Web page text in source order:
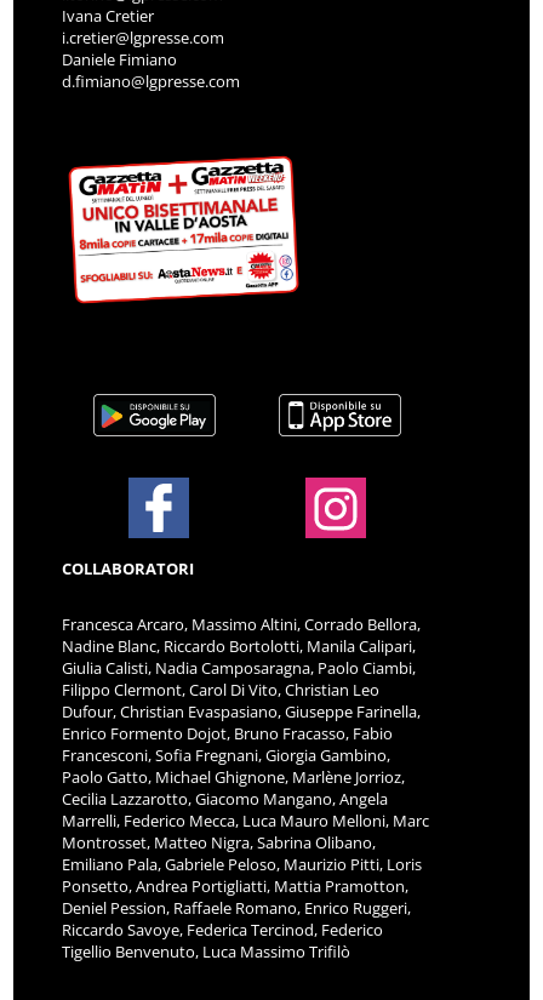
Ivana Cretier
i.cretier@lgpresse.com
Daniele Fimiano
d.fimiano@lgpresse.com
COLLABORATORI
Francesca Arcaro, Massimo Altini, Corrado Bellora,
Nadine Blanc, Riccardo Bortolotti, Manila Calipari,
Giulia Calisti, Nadia Camposaragna, Paolo Ciambi,
Filippo Clermont, Carol Di Vito, Christian Leo
Dufour, Christian Evaspasiano, Giuseppe Farinella,
Enrico Formento Dojot, Bruno Fracasso, Fabio
Francesconi, Sofia Fregnani, Giorgia Gambino,
Paolo Gatto, Michael Ghignone, Marlène Jorrioz,
Cecilia Lazzarotto, Giacomo Mangano, Angela
Marrelli, Federico Mecca, Luca Mauro Melloni, Marc
Montrosset, Matteo Nigra, Sabrina Olibano,
Emiliano Pala, Gabriele Peloso, Maurizio Pitti, Loris
Ponsetto, Andrea Portigliatti, Mattia Pramotton,
Deniel Pession, Raffaele Romano, Enrico Ruggeri,
Riccardo Savoye, Federica Tercinod, Federico
Tigellio Benvenuto, Luca Massimo Trifilò